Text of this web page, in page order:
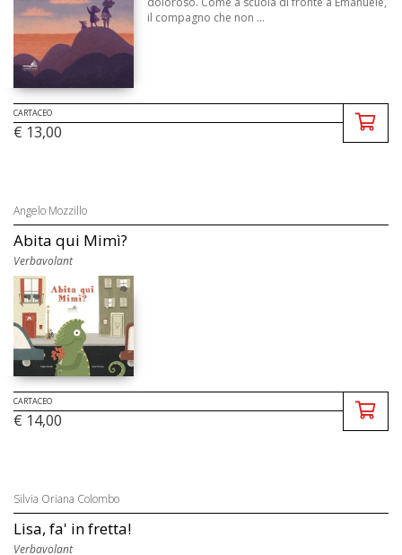
il compagno che non ...
CARTACEO
€ 13,00
Angelo Mozzillo
Abita qui Mimì?
Verbavolant
CARTACEO
€ 14,00
Silvia Oriana Colombo
Lisa, fa' in fretta!
Verbavolant